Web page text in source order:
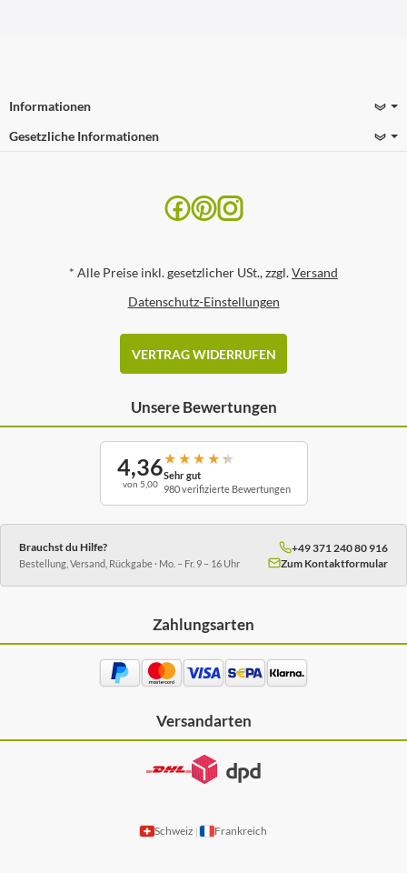
Informationen
Gesetzliche Informationen
* Alle Preise inkl. gesetzlicher USt., zzgl.Versand
Datenschutz-Einstellungen
VERTRAG WIDERRUFEN
Unsere Bewertungen
4,36
von 5,00
★ ★ ★ ★ ★
Sehr gut
980 verifizierte Bewertungen
Brauchst du Hilfe?
Bestellung, Versand, Rückgabe · Mo. – Fr. 9 – 16 Uhr
+49 371 240 80 916
Zum Kontaktformular
Zahlungsarten
Versandarten
Schweiz | Frankreich